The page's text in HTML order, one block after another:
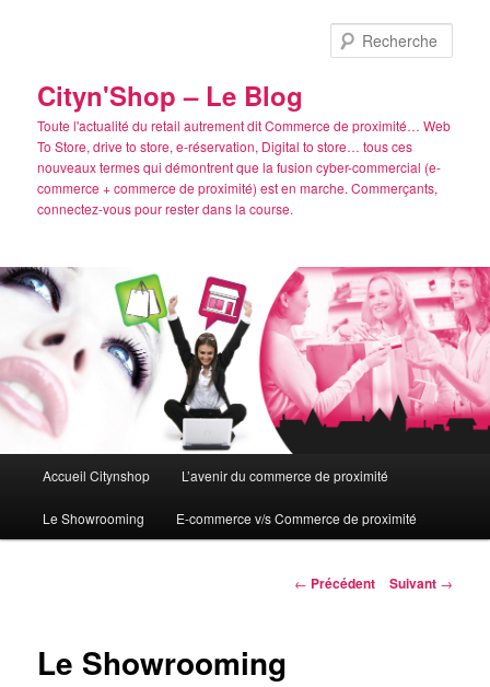
Cityn'Shop – Le Blog
Toute l'actualité du retail autrement dit Commerce de proximité… Web
To Store, drive to store, e-réservation, Digital to store… tous ces
nouveaux termes qui démontrent que la fusion cyber-commercial (e-
commerce + commerce de proximité) est en marche. Commerçants,
connectez-vous pour rester dans la course.
principal
Accueil Citynshop L’avenir du commerce de proximité
Le Showrooming E-commerce v/s Commerce de proximité
Navigation
← Précédent Suivant →
Le Showrooming